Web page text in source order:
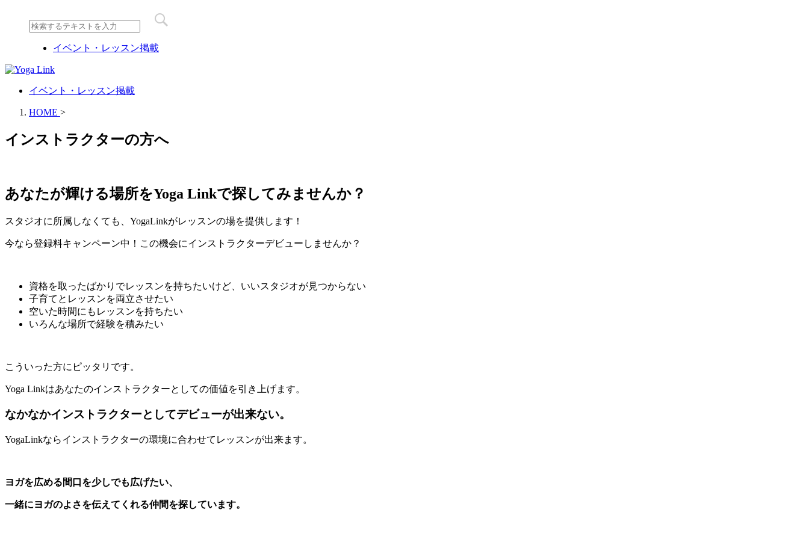
イベント・レッスン掲載
イベント・レッスン掲載
HOME >
インストラクターの方へ
あなたが輝ける場所をYoga Linkで探してみませんか？
スタジオに所属しなくても、YogaLinkがレッスンの場を提供します！
今なら登録料キャンペーン中！この機会にインストラクターデビューしませんか？
資格を取ったばかりでレッスンを持ちたいけど、いいスタジオが見つからない
子育てとレッスンを両立させたい
空いた時間にもレッスンを持ちたい
いろんな場所で経験を積みたい
こういった方にピッタリです。
Yoga Linkはあなたのインストラクターとしての価値を引き上げます。
なかなかインストラクターとしてデビューが出来ない。
YogaLinkならインストラクターの環境に合わせてレッスンが出来ます。
ヨガを広める間口を少しでも広げたい、
一緒にヨガのよさを伝えてくれる仲間を探しています。